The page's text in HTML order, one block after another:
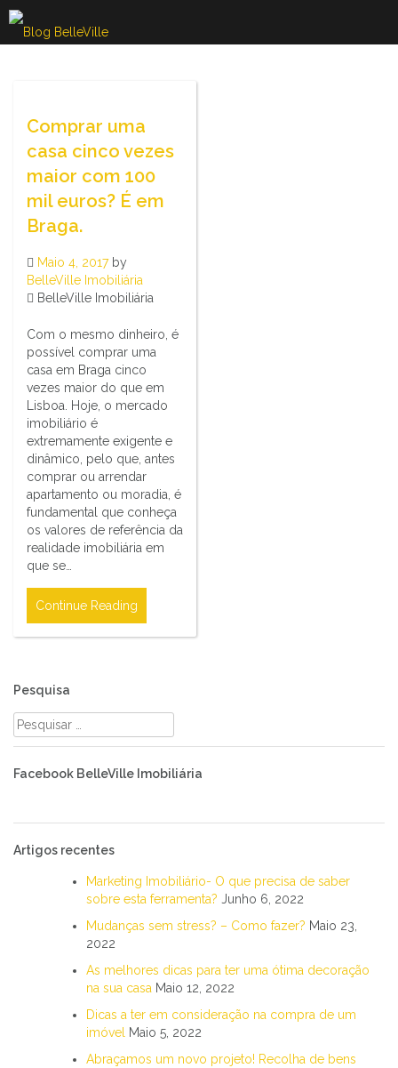
Skip
to
content
Comprar uma
casa cinco vezes
maior com 100
mil euros? É em
Braga.
Maio 4, 2017by
BelleVille Imobiliária
BelleVille Imobiliária
Com o mesmo dinheiro, é
possível comprar uma
casa em Braga cinco
vezes maior do que em
Lisboa. Hoje, o mercado
imobiliário é
extremamente exigente e
dinâmico, pelo que, antes
comprar ou arrendar
apartamento ou moradia, é
fundamental que conheça
os valores de referência da
realidade imobiliária em
que se…
Continue Reading
Pesquisa
Pesquisar
por:
Facebook BelleVille Imobiliária
Artigos recentes
Marketing Imobiliário- O que precisa de saber
sobre esta ferramenta? Junho 6, 2022
Mudanças sem stress? – Como fazer? Maio 23,
2022
As melhores dicas para ter uma ótima decoração
na sua casa Maio 12, 2022
Dicas a ter em consideração na compra de um
imóvel Maio 5, 2022
Abraçamos um novo projeto! Recolha de bens